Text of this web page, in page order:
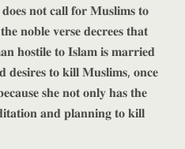
𝐝𝐨𝐞𝐬 𝐧𝐨𝐭 𝐜𝐚𝐥𝐥 𝐟𝐨𝐫 𝐌𝐮𝐬𝐥𝐢𝐦𝐬 𝐭𝐨
𝐧𝐨𝐛𝐥𝐞 𝐯𝐞𝐫𝐬𝐞 𝐝𝐞𝐜𝐫𝐞𝐞𝐬 𝐭𝐡𝐚𝐭
𝐡𝐨𝐬𝐭𝐢𝐥𝐞 𝐭𝐨 𝐈𝐬𝐥𝐚𝐦 𝐢𝐬 𝐦𝐚𝐫𝐫𝐢𝐞𝐝
𝐝𝐞𝐬𝐢𝐫𝐞𝐬 𝐭𝐨 𝐤𝐢𝐥𝐥 𝐌𝐮𝐬𝐥𝐢𝐦𝐬, 𝐨𝐧𝐜𝐞
𝐬𝐡𝐞 𝐧𝐨𝐭 𝐨𝐧𝐥𝐲 𝐡𝐚𝐬 𝐭𝐡𝐞
𝐚𝐧𝐝 𝐩𝐥𝐚𝐧𝐧𝐢𝐧𝐠 𝐭𝐨 𝐤𝐢𝐥𝐥